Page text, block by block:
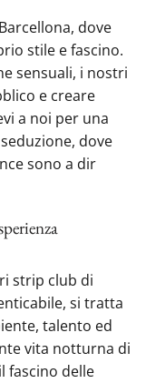
dove
stile e fascino.
sensuali, i nostri
e‍ creare
a noi per una
dove
sono a dir
strip club di
si tratta
talento ed
vita notturna di
fascino delle